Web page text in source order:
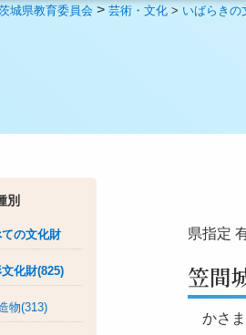
城県教育委員会 >芸術・文化 > いばらきの
別
の文化財
化財(825)
物(313)
県指定
笠間
かさ